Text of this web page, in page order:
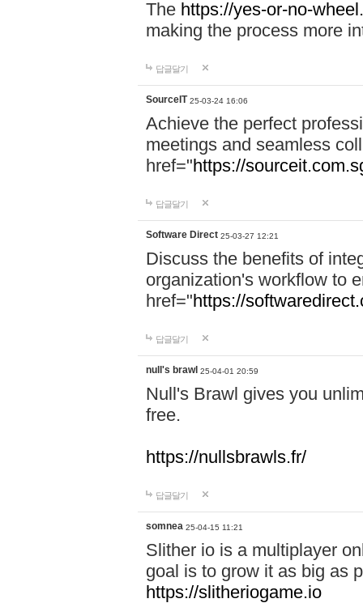
The https://yes-or-no-
making the process more
답글달기
SourceIT 25-03-24 16:06
Achieve the perfect
meetings and seamless
href="https://
답글달기
Software Direct 25-03-27 12:21
Discuss the benefits of
organization's workflow to
href="https://
답글달기
null's brawl 25-04-01 20:59
Null's Brawl gives you
free.
https://nullsbrawls.fr/
답글달기
somnea 25-04-15 11:21
Slither io is a multiplayer
goal is to grow it as big as
https://slitheriogame.io